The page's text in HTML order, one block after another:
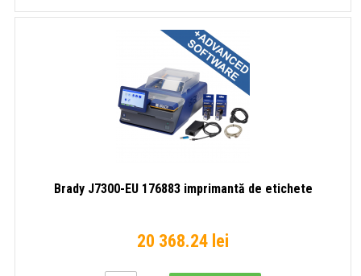
Brady J7300-EU 176883 imprimantă de etichete
20 368.24 lei